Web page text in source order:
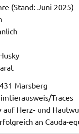
(Stand: Juni 2025)
Marsberg
Traces
auf Herz- und
an Cauda-